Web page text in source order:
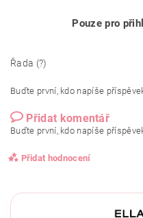
Pouze pro
Řada (?)
Buďte první, kdo napíše
Přidat komentář
Buďte první, kdo napíše
Přidat hodnocení